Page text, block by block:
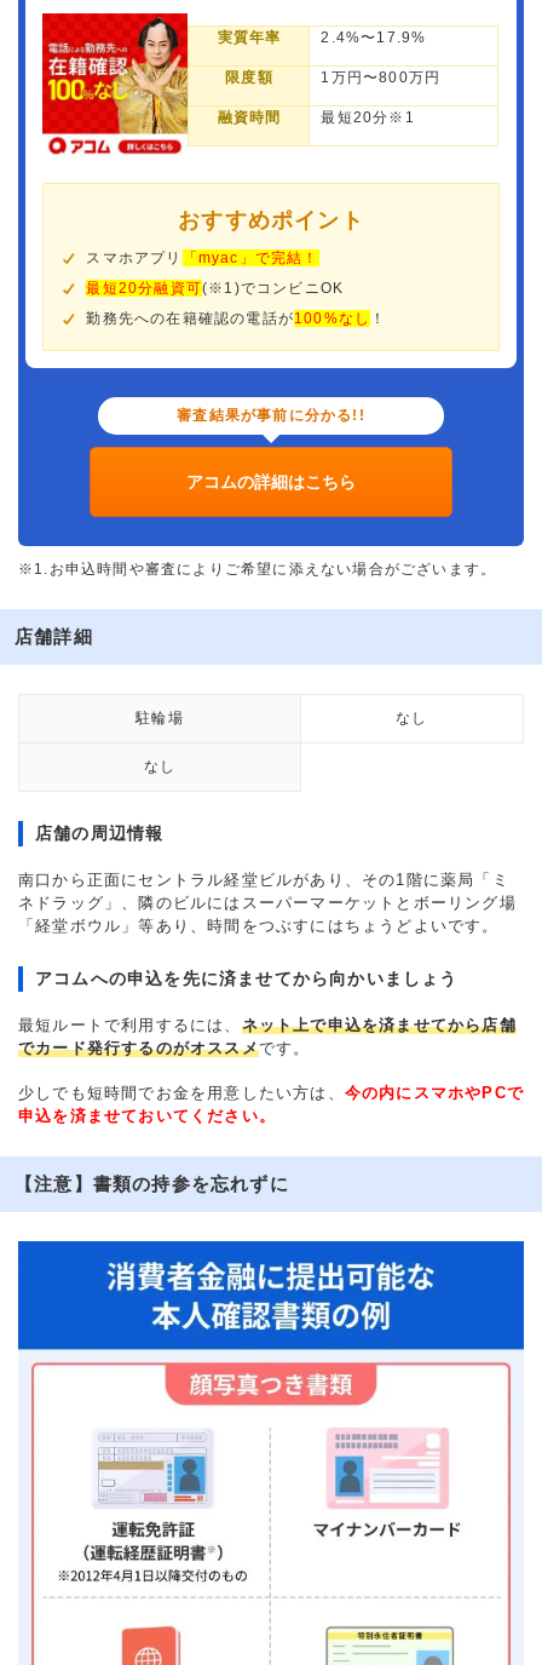
実質年率 2.4%〜17.9%
限度額 1万円〜800万円
融資時間 最短20分※1
おすすめポイント
スマホアプリ
「myac」で完結！
最短20分融資可(※1)でコンビニOK
勤務先への在籍確認の電話が100%なし ！
審査結果が事前に分かる!!
アコムの詳細はこちら
※1.お申込時間や審査によりご希望に添えない場合がございます。
店舗詳細
駐輪場 なし
なし
店舗の周辺情報
南口から正面にセントラル経堂ビルがあり、その1階に薬局「ミ
ネドラッグ」、隣のビルにはスーパーマーケットとボーリング場
「経堂ボウル」等あり、時間をつぶすにはちょうどよいです。
アコムへの申込を先に済ませてから向かいましょう
最短ルートで利用するには、 ネット上で申込を済ませてから店舗
でカード発行するのがオススメです。
少しでも短時間でお金を用意したい方は、 今の内にスマホやPCで
申込を済ませておいてください。
【注意】書類の持参を忘れずに